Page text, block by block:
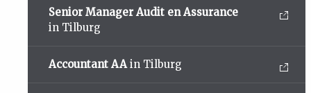
Senior Manager Audit en Assurance
in Tilburg
Accountant AA in Tilburg